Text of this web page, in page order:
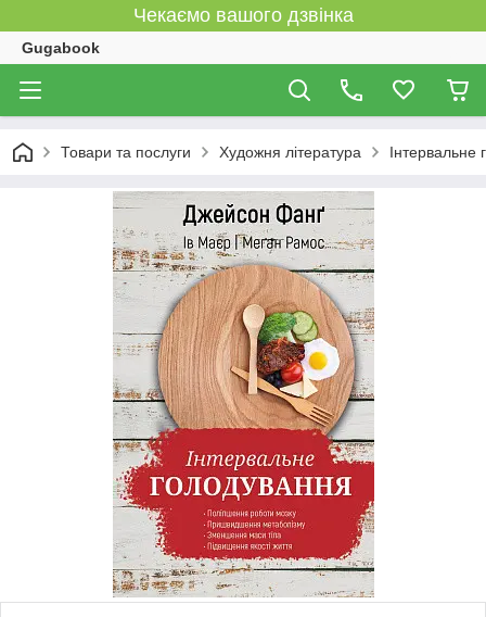
Чекаємо вашого дзвінка
Gugabook
Товари та послуги Художня література